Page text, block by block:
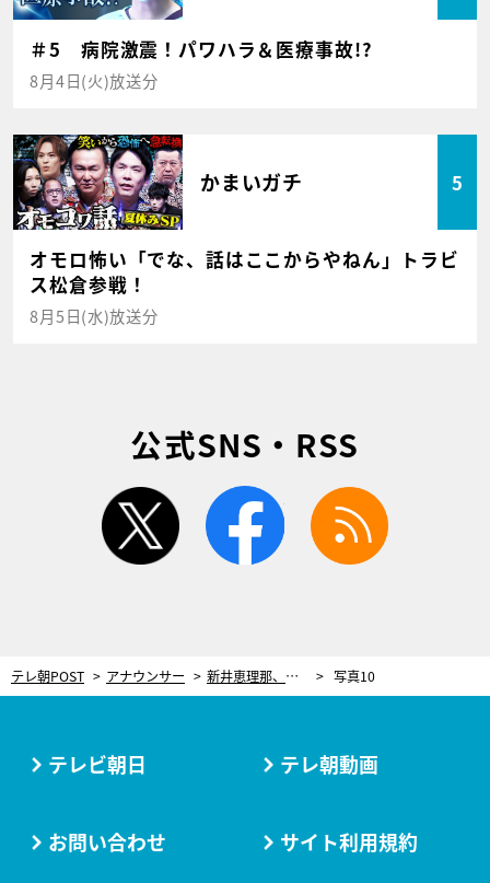
＃5 病院激震！パワハラ＆医療事故!?
8月4日(火)放送分
かまいガチ 5
オモロ怖い「でな、話はここからやねん」トラビ
ス松倉参戦！
8月5日(水)放送分
公式SNS・RSS
twitter facebook
テレ朝POST アナウンサー 新井恵理那、汗だくになって食べた“グルメ”「なんだかスッキリ！気持ちが良かったです」 写真10
テレビ朝日 テレ朝動画
お問い合わせ サイト利用規約